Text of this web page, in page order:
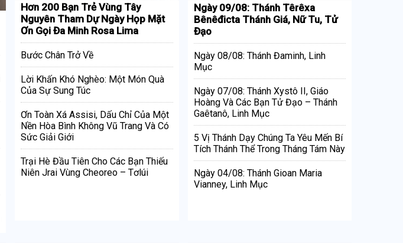
Hơn 200 Bạn Trẻ Vùng Tây
Nguyên Tham Dự Ngày Họp Mặt
Ơn Gọi Đa Minh Rosa Lima
Bước Chân Trở Về
Lời Khấn Khó Nghèo: Một Món Quà
Của Sự Sung Túc
Ơn Toàn Xá Assisi, Dấu Chỉ Của Một
Nền Hòa Bình Không Vũ Trang Và Có
Sức Giải Giới
Trại Hè Đầu Tiên Cho Các Bạn Thiếu
Niên Jrai Vùng Cheoreo – Tơlúi
Ngày 09/08: Thánh Têrêxa
Bênêđicta Thánh Giá, Nữ Tu, Tử
Đạo
Ngày 08/08: Thánh Đaminh, Linh
Mục
Ngày 07/08: Thánh Xystô II, Giáo
Hoàng Và Các Bạn Tử Đạo – Thánh
Gaêtanô, Linh Mục
5 Vị Thánh Dạy Chúng Ta Yêu Mến Bí
Tích Thánh Thể Trong Tháng Tám Này
Ngày 04/08: Thánh Gioan Maria
Vianney, Linh Mục